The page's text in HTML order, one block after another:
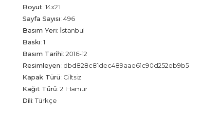
Boyut: 14x21
Sayfa Sayısı: 496
Basım Yeri: İstanbul
Baskı: 1
Basım Tarihi: 2016-12
Resimleyen: dbd828c81dec489aae61c90d252eb9b5
Kapak Türü: Ciltsiz
Kağıt Türü: 2. Hamur
Dili:Türkçe